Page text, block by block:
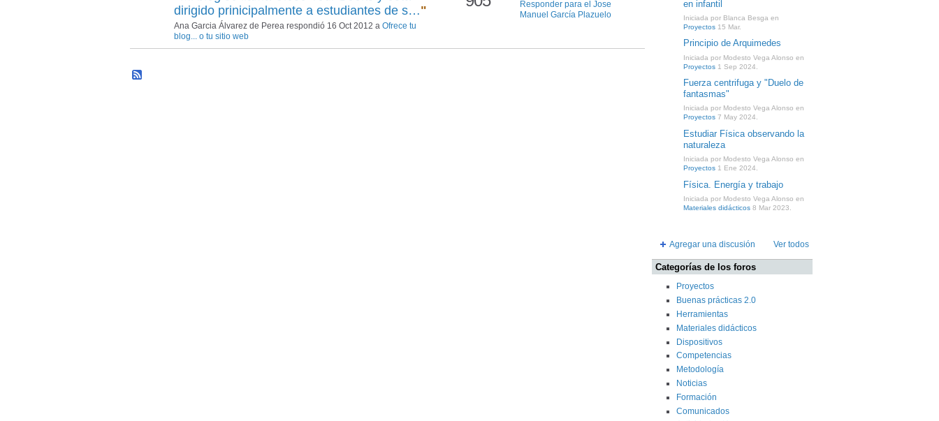
dirigido prinicipalmente a estudiantes de s…"
Ana Garcia Álvarez de Perea respondió 16 Oct 2012 a Ofrece tu
blog... o tu sitio web
Responder para el Jose
Manuel García Plazuelo
en infantil
Iniciada por Blanca Besga en
Proyectos 15 Mar.
Principio de Arquimedes
Iniciada por Modesto Vega Alonso en
Proyectos 1 Sep 2024.
Fuerza centrifuga y "Duelo de
fantasmas"
Iniciada por Modesto Vega Alonso en
Proyectos 7 May 2024.
Estudiar Física observando la
naturaleza
Iniciada por Modesto Vega Alonso en
Proyectos 1 Ene 2024.
Física. Energía y trabajo
Iniciada por Modesto Vega Alonso en
Materiales didácticos 8 Mar 2023.
Agregar una discusión Ver todos
Categorías de los foros
Proyectos
Buenas prácticas 2.0
Herramientas
Materiales didácticos
Dispositivos
Competencias
Metodología
Noticias
Formación
Comunicados